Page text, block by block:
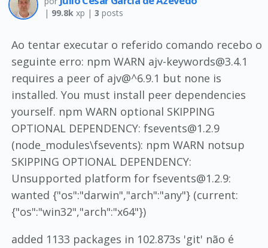
| 99.8kxp | 3 posts
Ao tentar executar o referido comando recebo o
seguinte erro: npm WARN ajv-keywords@3.4.1
requires a peer of ajv@^6.9.1 but none is
installed. You must install peer dependencies
yourself. npm WARN optional SKIPPING
OPTIONAL DEPENDENCY: fsevents@1.2.9
(node_modules\fsevents): npm WARN notsup
SKIPPING OPTIONAL DEPENDENCY:
Unsupported platform for fsevents@1.2.9:
wanted {"os":"darwin","arch":"any"} (current:
{"os":"win32","arch":"x64"})
added 1133 packages in 102.873s 'git' não é